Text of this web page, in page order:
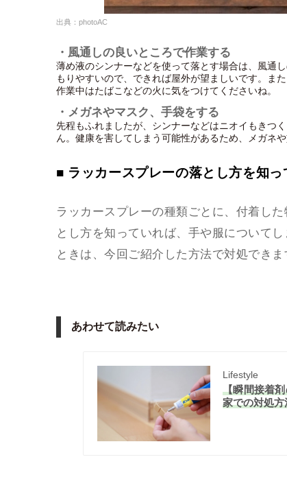
出典：photoAC
・風通しの良いところで作業する
薄め液のシンナーなどを使って落とす場合は、風通
もりやすいので、できれば屋外が望ましいです。ま
作業中はたばこなどの火に気をつけてくださいね。
・メガネやマスク、手袋をする
先程もふれましたが、シンナーなどはニオイもきつ
ん。健康を害してしまう可能性があるため、メガネ
■ ラッカースプレーの落とし方を知っ
ラッカースプレーの種類ごとに、付着し
とし方を知っていれば、手や服について
ときは、今回ご紹介した方法で対処でき
あわせて読みたい
Lifestyle
【瞬間接着
家での対処方